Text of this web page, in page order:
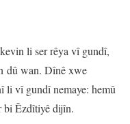
li ser rêya vî gundî,
dû wan. Dînê xwe
li vî gundî nemaye: hemû
bi Êzdîtiyê dijîn.